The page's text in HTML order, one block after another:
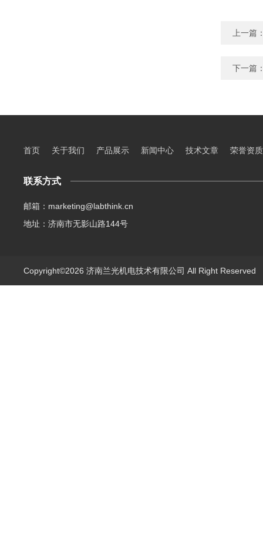
上一篇
下一篇
首页 关于我们 产品展示 新闻中心 技术文章 荣誉资质
联系方式
邮箱：marketing@labthink.cn
地址：济南市无影山路144号
Copyright©2026 济南兰光机电技术有限公司 All Right